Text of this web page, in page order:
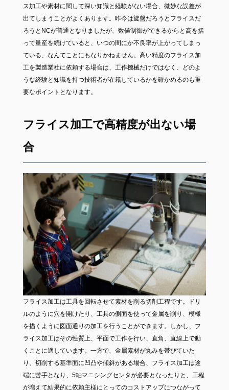
ス加工や素材に関して深い知識と経験がない場合、微妙な誤差が
出てしまうことがよくあります。昨今は旋盤だろうとフライスだ
ろうとNCが普通となりましたが、数値制御ができるからと高を括
って量産を続けていると、いつの間にか不良率が上がってしまっ
ている、なんてことにもなりかねません。高い精度のフライス加
工を製造業社に依頼する場合は、工作機械だけではなく、どのよ
うな経験と知識を持つ技術者が在籍しているかを確かめるのも重
要なポイントとなります。
フライス加工で高精度が出ない場
合
フライス加工は工具を回転させて素材を削る切削工程です。ドリ
ルのように穴を開けたり、工具の側面を使って金属を削り、模様
を描くように図面通りの加工を行うことができます。しかし、フ
ライス加工はその性質上、平面で工作を行い、直角、直線上で動
くことに適しています。一方で、金属素材が丸みを帯びていた
り、切削する基準面に凹凸や傾斜がある場合、フライス加工は途
端に苦手となり、5軸マニシングセンタが必要となったりと、工程
が増えて結果的に依頼主様にとってのコストアップにつながって